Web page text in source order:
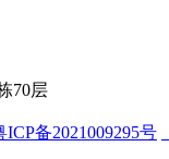
70层
ICP备2021009295号